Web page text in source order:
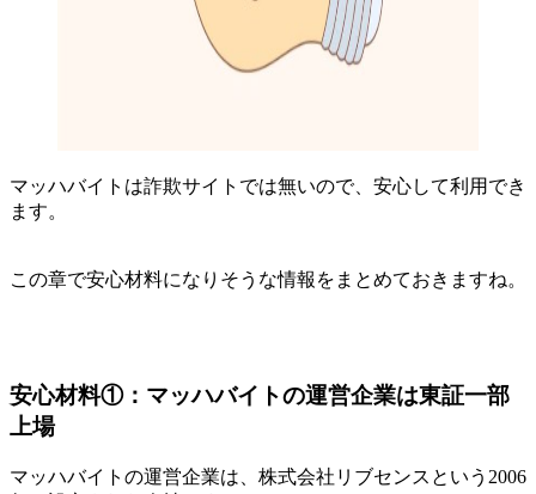
マッハバイトは詐欺サイトでは無いので、安心して利用でき
ます。
この章で安心材料になりそうな情報をまとめておきますね。
安心材料①：マッハバイトの運営企業は東証一部
上場
マッハバイトの運営企業は、株式会社リブセンスという2006